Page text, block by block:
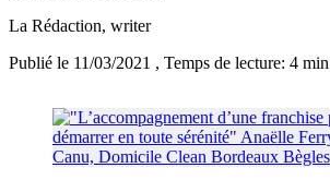
La Rédaction, writer
Publié le 11/03/2021 , Temps de lecture: 4 min